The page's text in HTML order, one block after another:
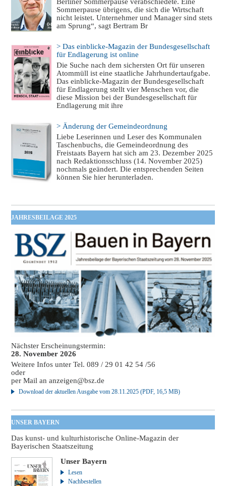
Berliner Sommerpause verabschiedete. Eine
Sommerpause übrigens, die sich die Wirtschaft
nicht leistet. Unternehmer und Manager sind stets
am Sprung“, sagt Bertram Br
> Das einblicke-Magazin der Bundesgesellschaft
für Endlagerung ist online
Die Suche nach dem sichersten Ort für unseren
Atommüll ist eine staatliche Jahrhundertaufgabe.
Das einblicke-Magazin der Bundesgesellschaft
für Endlagerung stellt vier Menschen vor, die
diese Mission bei der Bundesgesellschaft für
Endlagerung mit ihre
> Änderung der Gemeindeordnung
Liebe Leserinnen und Leser des Kommunalen
Taschenbuchs, die Gemeindeordnung des
Freistaats Bayern hat sich am 23. Dezember 2025
nach Redaktionsschluss (14. November 2025)
nochmals geändert. Die entsprechenden Seiten
können Sie hier herunterladen.
JAHRESBEILAGE 2025
Nächster Erscheinungstermin:
28. November 2026
Weitere Infos unter Tel. 089 / 29 01 42 54 /56
oder
per Mail ananzeigen@bsz.de
Download der aktuellen Ausgabe vom 28.11.2025 (PDF, 16,5 MB)
UNSER BAYERN
Das kunst- und kulturhistorische Online-Magazin der
Bayerischen Staatszeitung
Unser Bayern
Lesen
Nachbestellen